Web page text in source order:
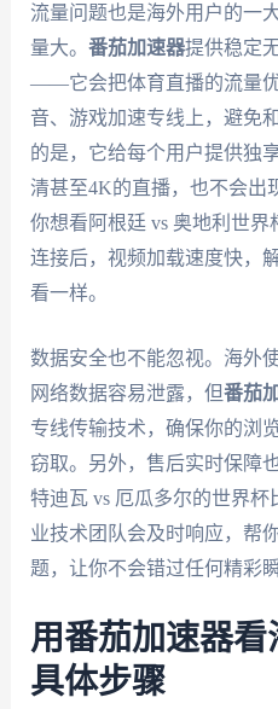
流量问题也是海外用户的一
量大。 番茄加速器提供稳定
——它会把体育直播的流量
音、游戏加速专线上，避免
的是，它给每个用户提供独
清甚至4K的直播，也不会出
你想看阿根廷 vs 奥地利世界
连接后，视频加载速度快，
看一样。
数据安全也不能忽视。海外
网络数据容易泄露，但番茄
专线传输技术，确保你的浏
窃取。另外，售后实时保
特迪瓦 vs 厄瓜多尔的世界
业技术团队会及时响应，帮
题，让你不会错过任何精彩瞬
用番茄加速器
具体步骤